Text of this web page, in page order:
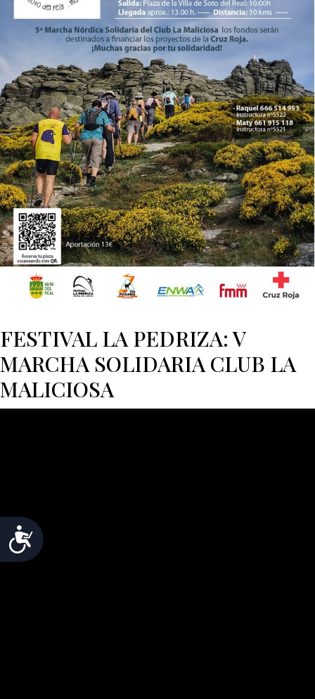
Accesibilidad
FESTIVAL LA PEDRIZA: V
MARCHA SOLIDARIA CLUB LA
MALICIOSA